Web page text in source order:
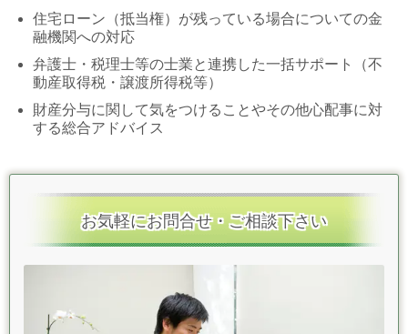
住宅ローン（抵当権）が残っている場合についての金
融機関への対応
弁護士・税理士等の士業と連携した一括サポート（不
動産取得税・譲渡所得税等）
財産分与に関して気をつけることやその他心配事に対
する総合アドバイス
お気軽にお問合せ・ご相談下さい